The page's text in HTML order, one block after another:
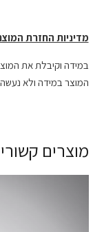
מדיניות החזרת
במידה וקיבלת את
המוצר במידה ולא
מוצרים